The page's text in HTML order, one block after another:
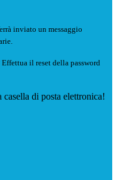
inviato un messaggio
il reset della password
di posta elettronica!